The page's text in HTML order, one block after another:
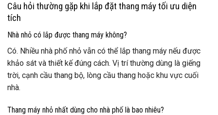
Câu hỏi thường gặp khi lắp đặt thang máy tối ưu diện
tích
Nhà nhỏ có lắp được thang máy không?
Có. Nhiều nhà phố nhỏ vẫn có thể lắp thang máy nếu được
khảo sát và thiết kế đúng cách. Vị trí thường dùng là giếng
trời, cạnh cầu thang bộ, lòng cầu thang hoặc khu vực cuối
nhà.
Thang máy nhỏ nhất dùng cho nhà phố là bao nhiêu?